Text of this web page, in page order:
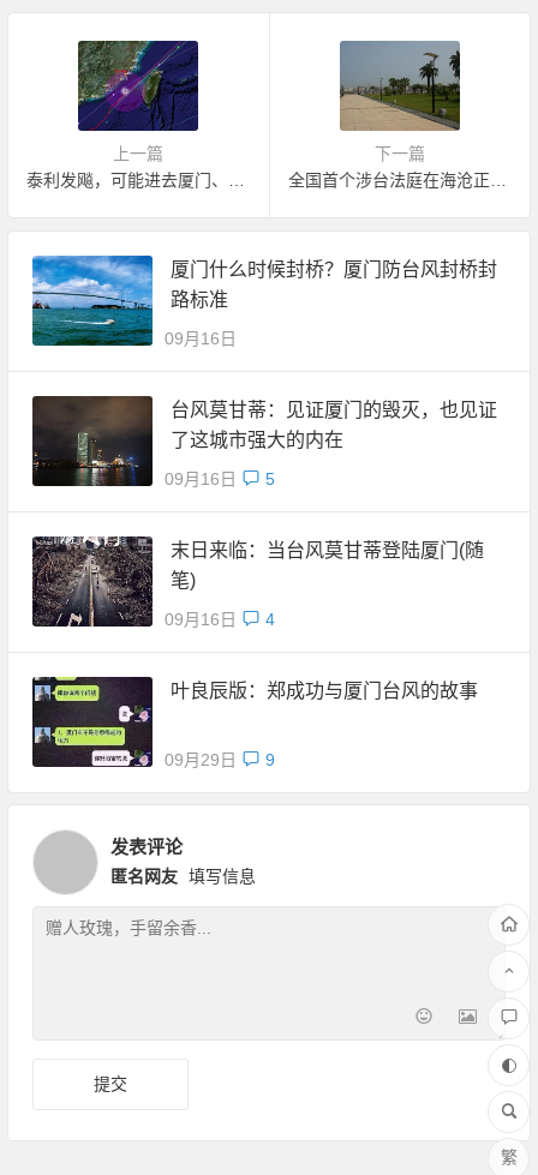
上一篇
下一篇
厦门什么时候封桥？厦门防台风封桥封
路标准
09月16日
台风莫甘蒂：见证厦门的毁灭，也见证
了这城市强大的内在
09月16日 5
末日来临：当台风莫甘蒂登陆厦门(随
笔)
09月16日 4
叶良辰版：郑成功与厦门台风的故事
09月29日 9
发表评论
匿名网友 填写信息
繁